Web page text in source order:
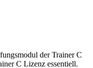
der Trainer C
C Lizenz essentiell.